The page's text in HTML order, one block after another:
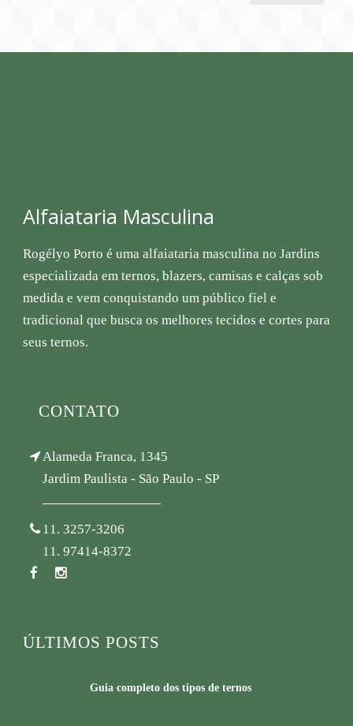
Alfaiataria Masculina
Rogélyo Porto é uma alfaiataria masculina no Jardins
especializada em ternos, blazers, camisas e calças sob
medida e vem conquistando um público fiel e
tradicional que busca os melhores tecidos e cortes para
seus ternos.
CONTATO
Alameda Franca, 1345
Jardim Paulista - São Paulo - SP
11. 3257-3206
11. 97414-8372
ÚLTIMOS POSTS
Guia completo dos tipos de ternos